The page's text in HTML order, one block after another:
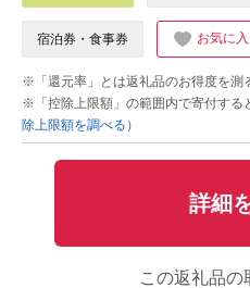
宿泊券・食事券 お気に入
※「還元率」とは返礼品のお得度を測
※「控除上限額」の範囲内で寄付する
除上限額を調べる）
詳細
この返礼品の